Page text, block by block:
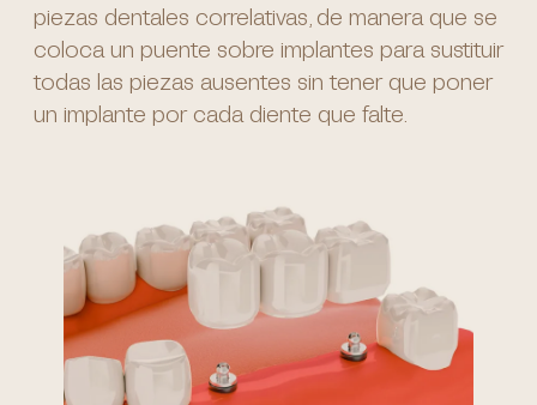
piezas dentales correlativas, de manera que se
coloca un puente sobre implantes para sustituir
todas las piezas ausentes sin tener que poner
un implante por cada diente que falte.